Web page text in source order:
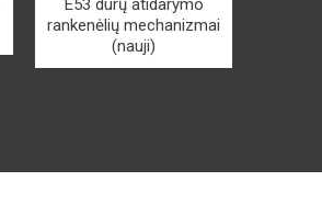
E53 durų atidarymo
rankenėlių mechanizmai
(nauji)